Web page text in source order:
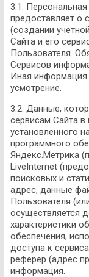
3.1.
предоставляет о
(создании
Сайта и его
Пользователя.
Сервисов
Иная информация
усмотрение.
3.2. Данные,
сервисам Сайта
установленного
программного
Яндекс.Метрика
LiveInternet
поисковых и
адрес, данные
Пользователя
осуществляется
характеристики
обеспечения,
доступа к
реферер (адрес
информация.